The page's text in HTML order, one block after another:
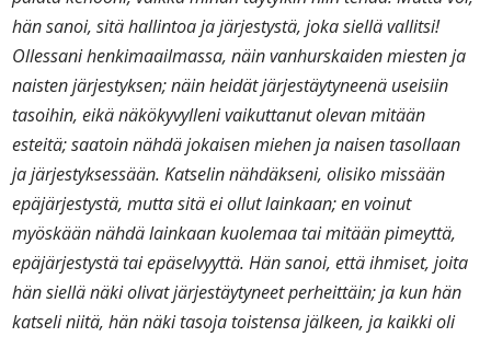
hän sanoi, sitä hallintoa ja järjestystä, joka siellä vallitsi!
Ollessani henkimaailmassa, näin vanhurskaiden miesten ja
naisten järjestyksen; näin heidät järjestäytyneenä useisiin
tasoihin, eikä näkökyvylleni vaikuttanut olevan mitään
esteitä; saatoin nähdä jokaisen miehen ja naisen tasollaan
ja järjestyksessään. Katselin nähdäkseni, olisiko missään
epäjärjestystä, mutta sitä ei ollut lainkaan; en voinut
myöskään nähdä lainkaan kuolemaa tai mitään pimeyttä,
epäjärjestystä tai epäselvyyttä. Hän sanoi, että ihmiset, joita
hän siellä näki olivat järjestäytyneet perheittäin; ja kun hän
katseli niitä, hän näki tasoja toistensa jälkeen, ja kaikki oli